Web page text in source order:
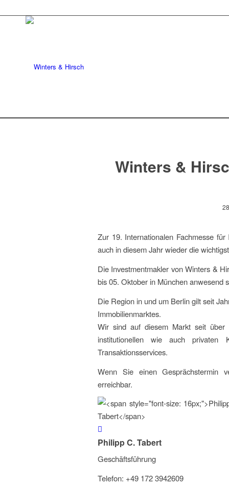
Winters &
Zur 19. Internationalen Fachmesse
auch in diesem Jahr wieder die
Die Investmentmakler von Winters &
bis 05. Oktober in München anwesend
Die Region in und um Berlin gilt seit
Immobilienmarktes.
Wir sind auf diesem Markt seit
institutionellen wie auch privaten
Transaktionsservices.
Wenn Sie einen Gesprächstermin
erreichbar.
Philipp C. Tabert
Geschäftsführung
Telefon: +49 172 3942609